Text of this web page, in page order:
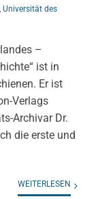
Universität des
–
ist in
Er ist
Verlags
Archivar Dr.
die erste und
WEITERLESEN